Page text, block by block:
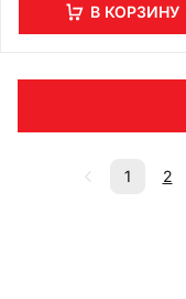
В КОРЗИНУ
1 2